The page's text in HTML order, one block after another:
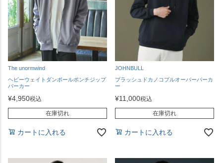
The unormwind
ヘビーウェイトダンボールポンチジップ
パーカー
¥4,950税込
在庫切れ
カートに入れる
JOHNBULL
ブラッシュドカノコプルオーバーパーカ
ー
¥11,000税込
在庫切れ
カートに入れる